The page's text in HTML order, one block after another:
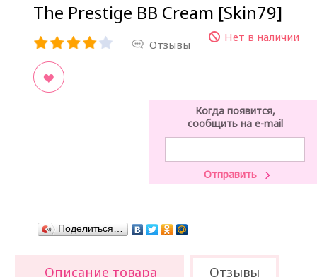
The Prestige BB Cream [Skin79]
Отзывы
Нет в наличии
Когда появится,
сообщить на e-mail
Поделиться…
Описание товара Отзывы